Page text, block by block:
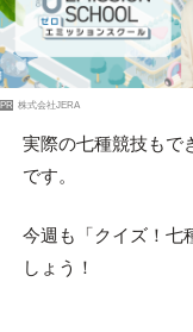
PR 株式会社JERA
実際の七種競技もで
です。
今週も「クイズ！七
しょう！